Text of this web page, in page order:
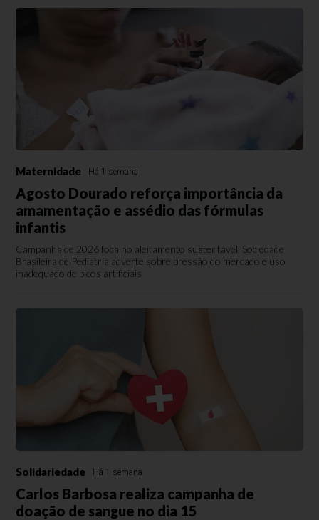
Maternidade Há 1 semana
Agosto Dourado reforça importância da
amamentação e assédio das fórmulas
infantis
Campanha de 2026 foca no aleitamento sustentável; Sociedade
Brasileira de Pediatria adverte sobre pressão do mercado e uso
inadequado de bicos artificiais
Solidariedade Há 1 semana
Carlos Barbosa realiza campanha de
doação de sangue no dia 15